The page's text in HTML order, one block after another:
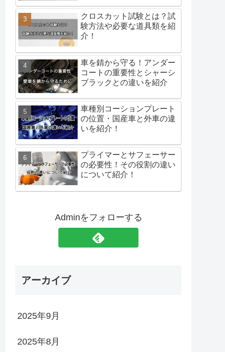
クロスカット試験とは？試
験方法や必要な道具類を紹
介！
車を錆から守る！アンダー
コートの重要性とシャーシ
ブラックとの違いを紹介
車種別コーションプレート
の位置・国産車と外車の違
いを紹介！
プライマーとサフェーサー
の必要性！その役割の違い
について紹介！
Adminをフォローする
アーカイブ
2025年9月
2025年8月